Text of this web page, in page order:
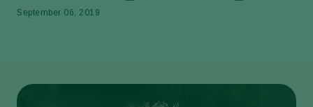
September 06, 2019